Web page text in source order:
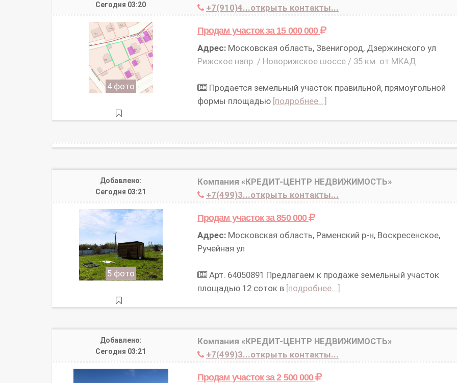
Сегодня 03:20
+7(910)4...открыть контакты...
4 фото
Продам участокза 15 000 000
Адрес:Московская область, Звенигород, Дзержинского ул
Рижское напр. / Новорижское шоссе / 35 км. от МКАД
Продается земельный участок правильной, прямоугольной
формы площадью [подробнее...]
Добавлено:
Сегодня 03:21
Компания «КРЕДИТ-ЦЕНТР НЕДВИЖИМОСТЬ»
+7(499)3...открыть контакты...
5 фото
Продам участокза 850 000
Адрес:Московская область, Раменский р-н, Воскресенское,
Ручейная ул
Арт. 64050891 Предлагаем к продаже земельный участок
площадью 12 соток в [подробнее...]
Добавлено:
Сегодня 03:21
Компания «КРЕДИТ-ЦЕНТР НЕДВИЖИМОСТЬ»
+7(499)3...открыть контакты...
Продам участокза 2 500 000